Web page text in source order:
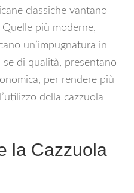
classiche vantano
più moderne,
un’impugnatura in
di qualità, presentano
per rendere più
della cazzuola
la Cazzuola